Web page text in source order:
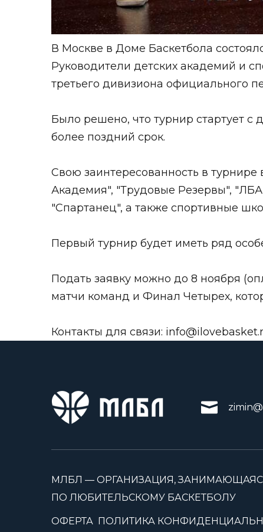
В Москве в Доме Баскетбола
Руководители детских академий и
третьего дивизиона официального
Было решено, что турнир стартует с
более поздний срок.
Свою заинтересованность в
Академия", "Трудовые Резервы",
"Спартанец", а также спортивные
Первый турнир будет иметь ряд
Подать заявку можно до 8 ноября
матчи команд и Финал Четырех,
Контакты для связи:
МЛБЛ — ОРГАНИЗАЦИЯ,
ПО ЛЮБИТЕЛЬСКОМУ БАСКЕТБОЛУ
ОФЕРТА ПОЛИТИКА